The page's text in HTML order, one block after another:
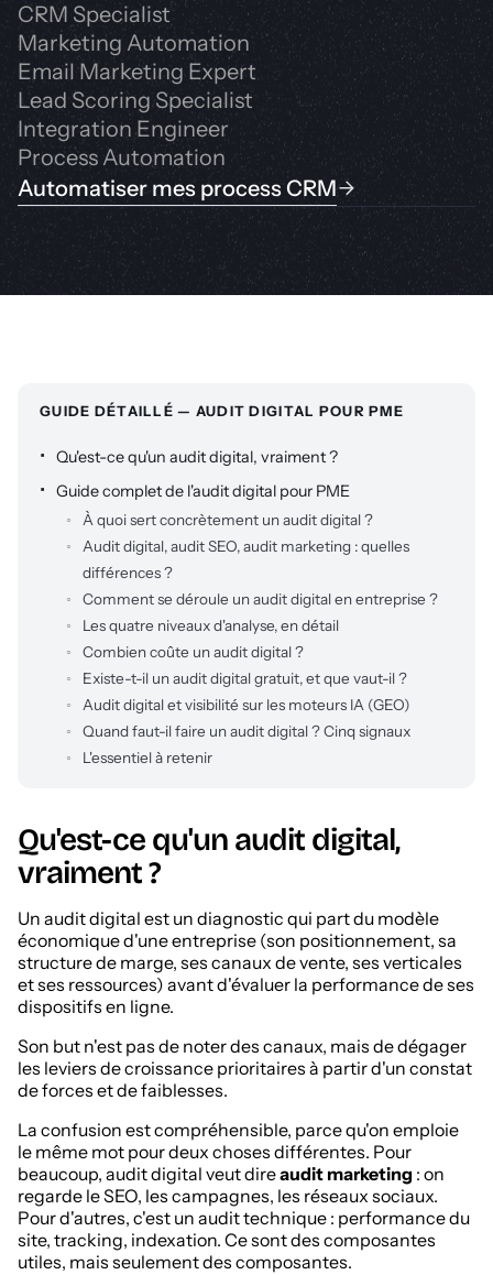
CRM Specialist
Marketing Automation
Email Marketing Expert
Lead Scoring Specialist
Integration Engineer
Process Automation
Automatiser mes process CRM
GUIDE DÉTAILLÉ — AUDIT DIGITAL POUR PME
Qu'est-ce qu'un audit digital, vraiment ?
Guide complet de l'audit digital pour PME
À quoi sert concrètement un audit digital ?
Audit digital, audit SEO, audit marketing : quelles
différences ?
Comment se déroule un audit digital en entreprise ?
Les quatre niveaux d'analyse, en détail
Combien coûte un audit digital ?
Existe-t-il un audit digital gratuit, et que vaut-il ?
Audit digital et visibilité sur les moteurs IA (GEO)
Quand faut-il faire un audit digital ? Cinq signaux
L'essentiel à retenir
Qu'est-ce qu'un audit digital,
vraiment ?
Un audit digital est un diagnostic qui part du modèle
économique d'une entreprise (son positionnement, sa
structure de marge, ses canaux de vente, ses verticales
et ses ressources) avant d'évaluer la performance de ses
dispositifs en ligne.
Son but n'est pas de noter des canaux, mais de dégager
les leviers de croissance prioritaires à partir d'un constat
de forces et de faiblesses.
La confusion est compréhensible, parce qu'on emploie
le même mot pour deux choses différentes. Pour
beaucoup, audit digital veut direaudit marketing : on
regarde le SEO, les campagnes, les réseaux sociaux.
Pour d'autres, c'est un audit technique : performance du
site, tracking, indexation. Ce sont des composantes
utiles, mais seulement des composantes.